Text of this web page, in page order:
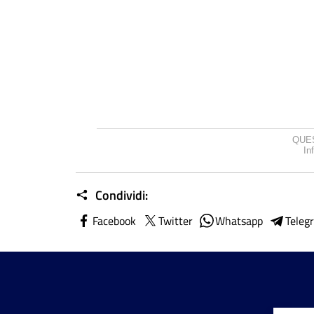
Condividi:
Facebook Twitter Whatsapp